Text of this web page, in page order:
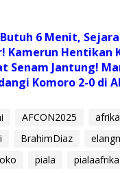
6 Menit,
Kamerun Hentikan
Senam Jantung!
Komoro 2-0 di
AFCON2025
afrika
BrahimDiaz
piala